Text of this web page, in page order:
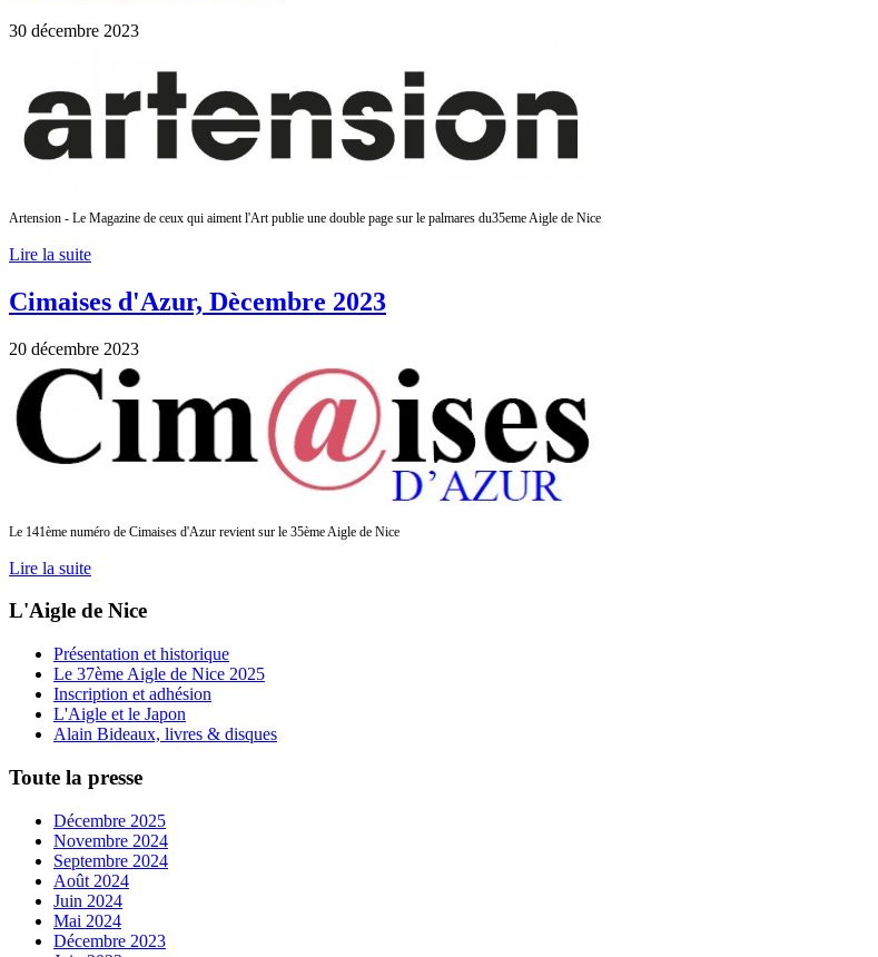
30 décembre 2023
Artension - Le Magazine de ceux qui aiment l'Art publie une double page sur le palmares du35eme Aigle de Nice
Lire la suite
Cimaises d'Azur, Dècembre 2023
20 décembre 2023
Le 141ème numéro de Cimaises d'Azur revient sur le 35ème Aigle de Nice
Lire la suite
L'Aigle de Nice
Présentation et historique
Le 37ème Aigle de Nice 2025
Inscription et adhésion
L'Aigle et le Japon
Alain Bideaux, livres & disques
Toute la presse
Décembre 2025
Novembre 2024
Septembre 2024
Août 2024
Juin 2024
Mai 2024
Décembre 2023